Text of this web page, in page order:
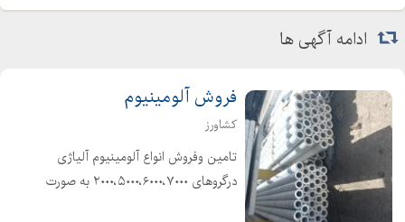
ادامه آگهی ها
فروش آلومینیوم
کشاورز
تامین وفروش انواع آلومینیوم آلیاژی
درگروهای ۲۰۰۰،۵۰۰۰،۶۰۰۰،۷۰۰۰ به صورت